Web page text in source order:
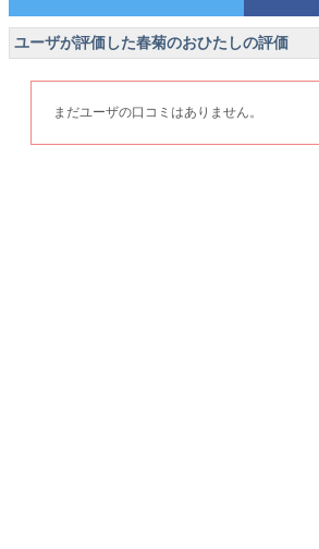
ユーザが評価した春菊のおひたしの評価
まだユーザの口コミはありません。